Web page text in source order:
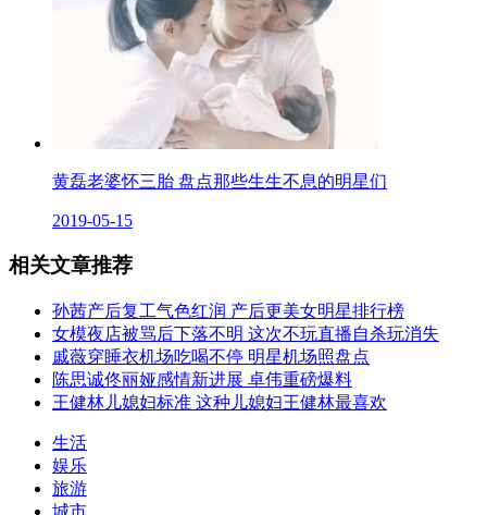
黄磊老婆怀三胎 盘点那些生生不息的明星们
2019-05-15
相关文章推荐
孙茜产后复工气色红润 产后更美女明星排行榜
女模夜店被骂后下落不明 这次不玩直播自杀玩消失
戚薇穿睡衣机场吃喝不停 明星机场照盘点
陈思诚佟丽娅感情新进展 卓伟重磅爆料
王健林儿媳妇标准 这种儿媳妇王健林最喜欢
生活
娱乐
旅游
城市